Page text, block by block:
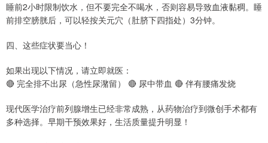
睡前2小时限制饮水，但不要完全不喝水，否则容易导致血液黏稠。睡
前排空膀胱后，可以轻按关元穴（肚脐下四指处）3分钟。
四、这些症状要当心！
如果出现以下情况，请立即就医：
🔴 完全排不出尿（急性尿潴留） 🔴 尿中带血 🔴 伴有腰痛发烧
现代医学治疗前列腺增生已经非常成熟，从药物治疗到微创手术都有
多种选择。早期干预效果好，生活质量提升明显！